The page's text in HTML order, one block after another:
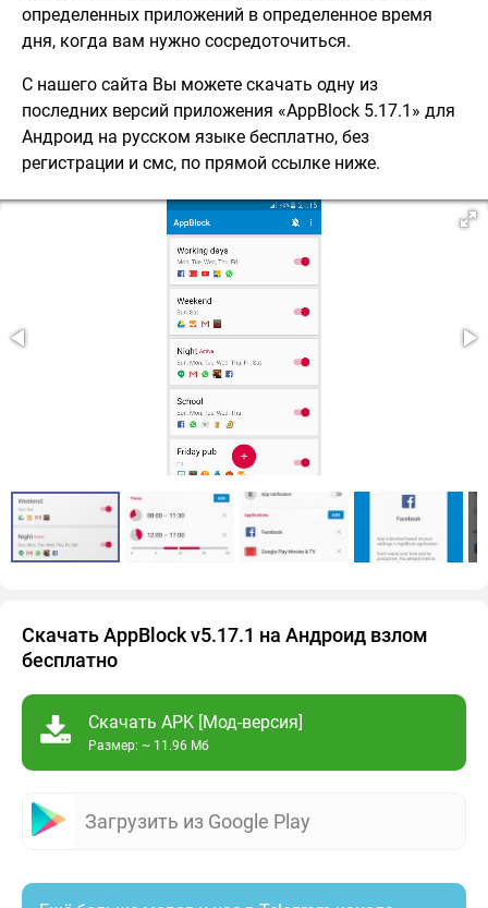
определенных приложений в определенное время
дня, когда вам нужно сосредоточиться.
С нашего сайта Вы можете скачать одну из
последних версий приложения «AppBlock 5.17.1» для
Андроид на русском языке бесплатно, без
регистрации и смс, по прямой ссылке ниже.
Скачать AppBlock v5.17.1 на Андроид взлом
бесплатно
Скачать APK [Мод-версия]
Размер: ~ 11.96 Мб
Загрузить из Google Play